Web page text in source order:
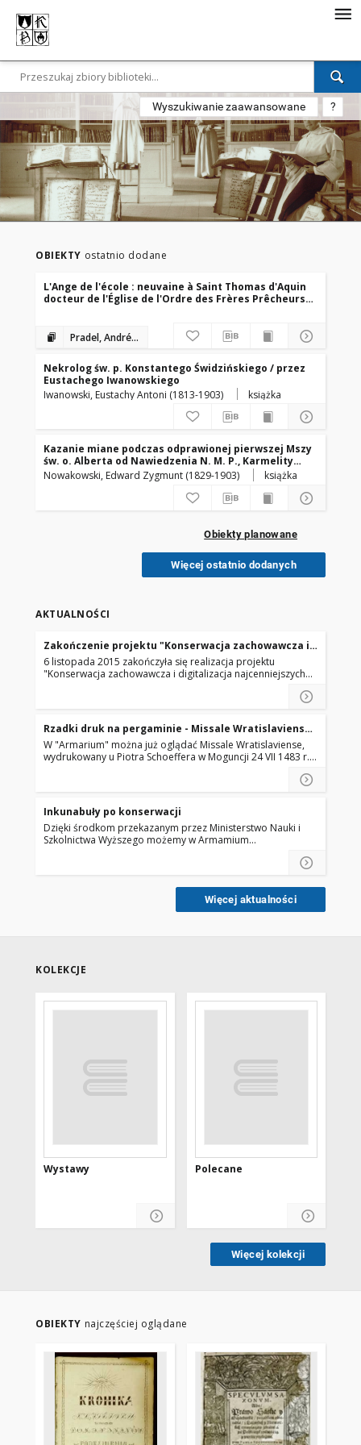
Wyszukiwanie zaawansowane ?
OBIEKTY ostatnio dodane
L'Ange de l'école : neuvaine à Saint Thomas d'Aquin
docteur de l'Église de l'Ordre des Frères Prêcheurs /
Pradel, André (1822-1906)
Nekrolog św. p. Konstantego Świdzińskiego / przez
Eustachego Iwanowskiego
Iwanowski, Eustachy Antoni (1813-1903)
książka
Kazanie miane podczas odprawionej pierwszej Mszy
św. o. Alberta od Nawiedzenia N. M. P., Karmelity
bosego w kościele Karmelitów bosych w Czerny
przez X. Wacława z Sulgostowa, Kapucyna d. 3
Nowakowski, Edward Zygmunt (1829-1903) książka
Obiekty planowane
Więcej ostatnio dodanych
AKTUALNOŚCI
Zakończenie projektu "Konserwacja zachowawcza i
digitalizacja najcenniejszych inkunabułów Biblioteki
6 listopada 2015 zakończyła się realizacja projektu
"Konserwacja zachowawcza i digitalizacja najcenniejszych
kulturowego dofinansowanego przez Ministerstwo Kultury i
Dziedzictwa Narodowego.
Rzadki druk na pergaminie - Missale Wratislaviense
z 1483 r.
W "Armarium" można już oglądać Missale Wratislaviense,
wydrukowany u Piotra Schoeffera w Moguncji 24 VII 1483 r.
którego podłożem drukarskim jest pergamin. Do tej pory
obiekt nie był udostępniany ze względu na bardzo zły stan
zachowania. …
Inkunabuły po konserwacji
Dzięki środkom przekazanym przez Ministerstwo Nauki i
Szkolnictwa Wyższego możemy w Armamium
Więcej aktualności
KOLEKCJE
Wystawy Polecane
Więcej kolekcji
OBIEKTY najczęściej oglądane